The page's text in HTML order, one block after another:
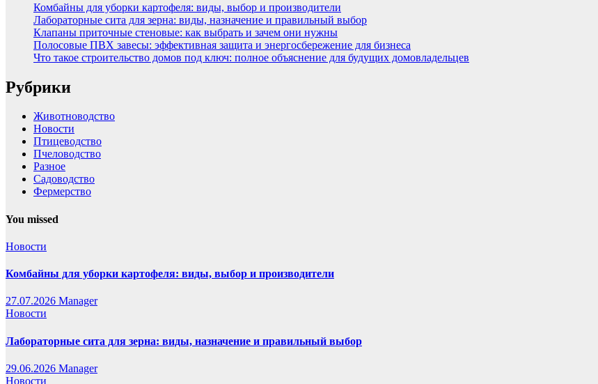
Комбайны для уборки картофеля: виды, выбор и производители
Лабораторные сита для зерна: виды, назначение и правильный выбор
Клапаны приточные стеновые: как выбрать и зачем они нужны
Полосовые ПВХ завесы: эффективная защита и энергосбережение для бизнеса
Что такое строительство домов под ключ: полное объяснение для будущих домовладельцев
Рубрики
Животноводство
Новости
Птицеводство
Пчеловодство
Разное
Садоводство
Фермерство
You missed
Новости
Комбайны для уборки картофеля: виды, выбор и производители
27.07.2026 Manager
Новости
Лабораторные сита для зерна: виды, назначение и правильный выбор
29.06.2026 Manager
Новости